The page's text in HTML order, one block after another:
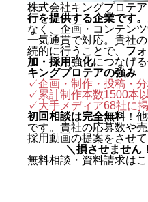
株式会社キングプロテ
行を提供する企業です。
なく、企画・コンテン
一気通貫で対応。貴社
続的に行うことで、 フ
加・採用強化につなげ
キングプロテアの強み
✓企画・制作・投稿・
✓累計制作本数1500本
✓大手メディア68社に
初回相談は完全無料！
です。貴社の応募数や
採用動画の提案をさせて
＼損させません
無料相談・資料請求は